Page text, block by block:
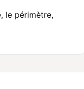
le périmètre,